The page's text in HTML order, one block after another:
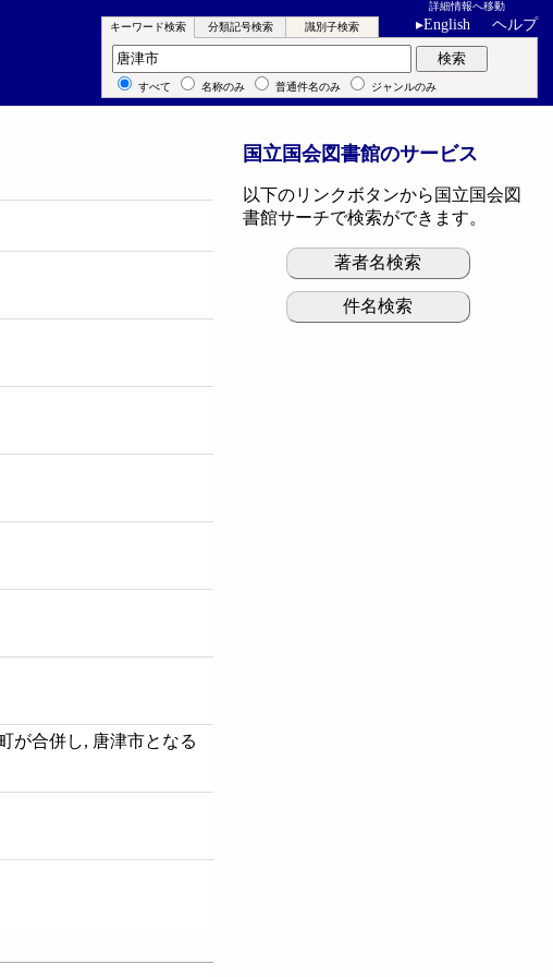
詳細情報へ移動
▸English ヘルプ
キーワード検索 分類記号検索 識別子検索
キーワード検索 検索
すべて 名称のみ 普通件名のみ ジャンルのみ
が合併し, 唐津市となる
国立国会図書館のサービス
以下のリンクボタンから国立国会図
書館サーチで検索ができます。
著者名検索
件名検索